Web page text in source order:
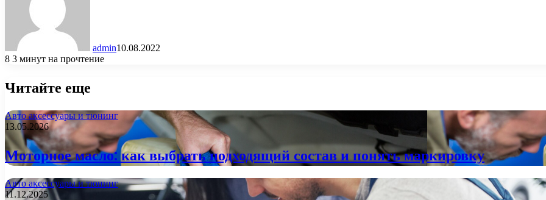
admin10.08.2022
8 3 минут на прочтение
Читайте еще
Авто аксессуары и тюнинг
13.05.2026
Моторное масло: как выбрать подходящий состав и понять маркировку
Авто аксессуары и тюнинг
11.12.2025